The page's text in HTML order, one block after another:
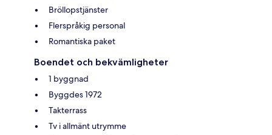
Bröllopstjänster
Flerspråkig personal
Romantiska paket
Boendet och bekvämligheter
1 byggnad
Byggdes 1972
Takterrass
Tv i allmänt utrymme